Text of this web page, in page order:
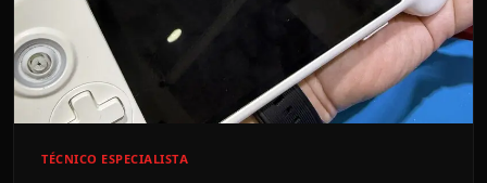
TÉCNICO ESPECIALISTA